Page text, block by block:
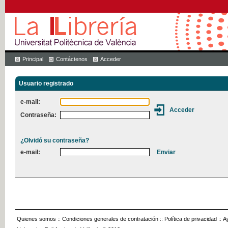
Principal Contáctenos Acceder
Usuario registrado
e-mail:
Contraseña:
¿Olvidó su contraseña?
e-mail:
Quienes somos :: Condiciones generales de contratación :: Política de privacidad ::